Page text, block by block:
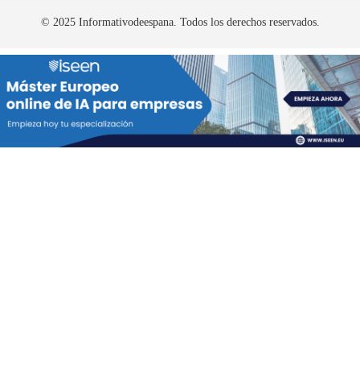
© 2025 Informativodeespana. Todos los derechos reservados.